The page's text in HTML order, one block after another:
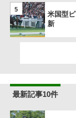
5
米国型
新
最新記事10件